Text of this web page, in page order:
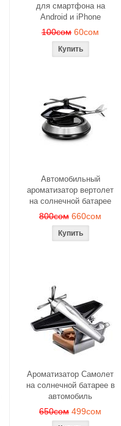
для смартфона на
Android и iPhone
100сом 60сом
Автомобильный
ароматизатор вертолет
на солнечной батарее
800сом 660сом
Ароматизатор Самолет
на солнечной батарее в
автомобиль
650сом 499сом